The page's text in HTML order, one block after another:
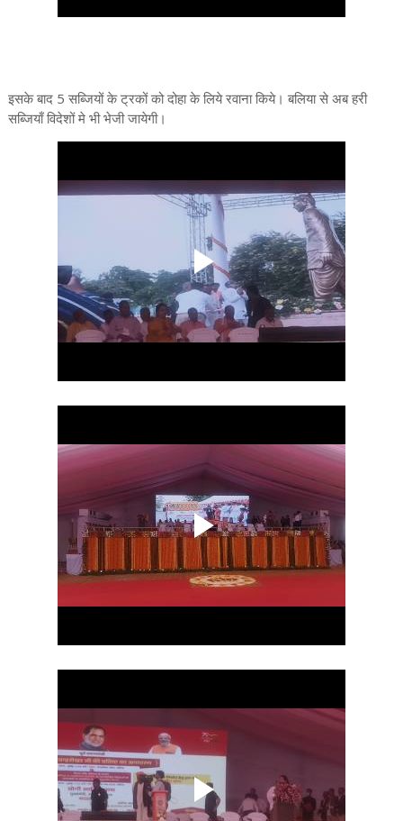
इसके बाद 5 सब्जियों के ट्रकों को दोहा के लिये रवाना किये। बलिया से अब हरी
सब्जियाँ विदेशों मे भी भेजी जायेगी।